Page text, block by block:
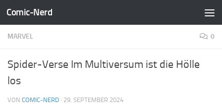
Zum Inhalt springen
Comic-Nerd
MARVEL 0
Spider-Verse Im Multiversum ist die Hölle
los
VON COMIC-NERD · 29. SEPTEMBER 2024